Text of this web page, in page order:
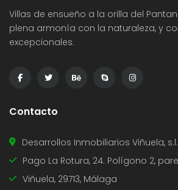
Villas de ensueño a la orilla del
plena armonía con la naturaleza, y
excepcionales.
Contacto
Desarrollos Inmobiliarios Viñuela, s.l.
Pago La Rotura, 24. Polígono 2,
Viñuela, 29713, Málaga